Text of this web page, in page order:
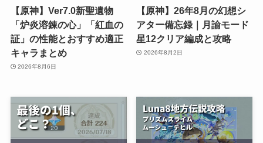
【原神】Ver7.0新聖遺物
「炉炎溶錬の心」「紅血の
証」の性能とおすすめ適正
キャラまとめ
2026年8月6日
【原神】26年8月の幻想シ
アター備忘録｜月諭モード
星12クリア編成と攻略
2026年8月2日